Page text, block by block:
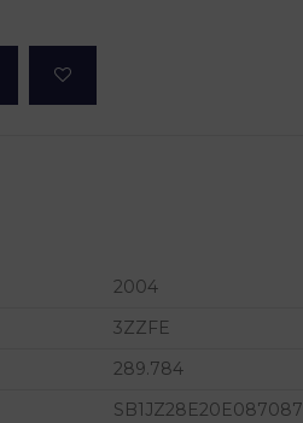
2004
3ZZFE
289.784
SB1JZ28E20E087087